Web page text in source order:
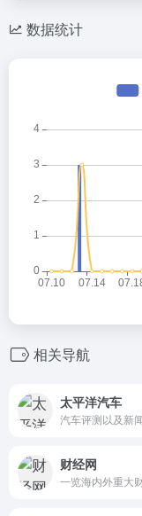
数据统计
相关导航
太平洋汽车
财经网
一览海内外重大